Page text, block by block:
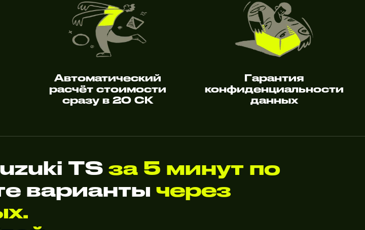
Автоматический
расчёт стоимости
сразу в 20 СК
Гарантия
конфиденциальности
данных
TS за 5 минут по
варианты через